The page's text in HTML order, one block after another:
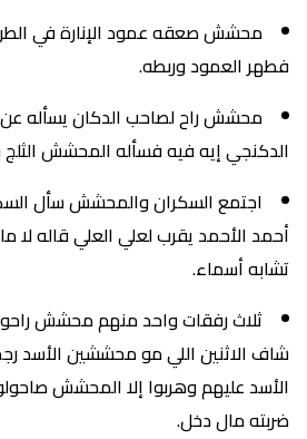
محشش صعقه عمود الإنارة في
فطهر العمود وربطه.
محشش راح لصاحب الدكان يسأله عن
الدكنجي إيه فيه فسأله المحشش الثلج
اجتمع السكران والمحشش سأل
أحمد الأحمد يقرب لعلي العلي قاله
تشابه أسماء.
ثلاث رفقات واحد منهم محشش
شاف الاثنين اللي مو محششين الأسد
الأسد عليهم وهربوا إلا المحشش
ضربته مال دخل.